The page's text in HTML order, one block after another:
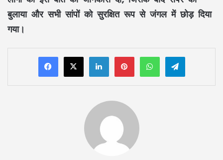
बुलाया और सभी सांपों को सुरक्षित रूप से जंगल में छोड़ दिया
गया।
LinkedInPinterestWhatsAppTelegram